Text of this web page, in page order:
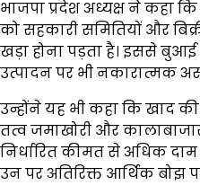
भाजपा प्रदेश अध्यक्ष ने कहा
को सहकारी समितियों और
खड़ा होना पड़ता है। इससे
उत्पादन पर भी नकारात्मक
उन्होंने यह भी कहा कि खाद
तत्व जमाखोरी और
निर्धारित कीमत से अधिक
उन पर अतिरिक्त आर्थिक बोझ